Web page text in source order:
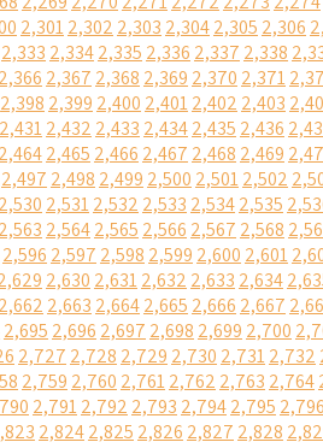
2,3012,302 2,303 2,3042,305 2,306
2,333 2,3342,335 2,336 2,337 2,338
2,366 2,367 2,368 2,369 2,370 2,371
2,398 2,399 2,400 2,4012,402 2,403
2,4312,432 2,433 2,4342,435 2,436
2,4642,465 2,466 2,467 2,468 2,469
2,497 2,498 2,499 2,500 2,5012,502
2,530 2,5312,532 2,533 2,5342,535
2,563 2,5642,565 2,566 2,567 2,568
2,596 2,597 2,598 2,599 2,600 2,601
2,630 2,6312,632 2,633 2,634
2,662 2,663 2,6642,665 2,666 2,667
2,695 2,696 2,697 2,698 2,699 2,700
2,727 2,728 2,729 2,730 2,7312,732
2,759 2,760 2,7612,762 2,763 2,764
2,7912,792 2,793 2,7942,795 2,796
2,8242,825 2,826 2,827 2,828